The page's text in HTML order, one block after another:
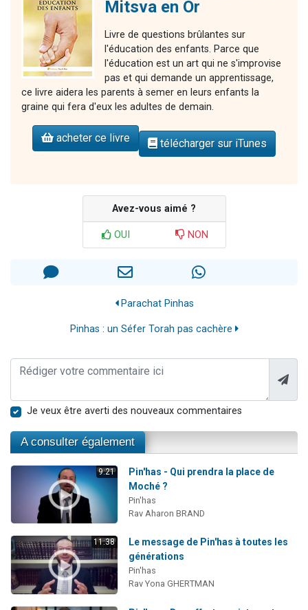
Mitsva en Or
Livre de questions brûlantes sur
l'éducation des enfants. Parce que
l'éducation est un art qui ne s'improvise
pas et qui demande un apprentissage,
ce livre aidera les parents à semer en leurs enfants la
graine qui fera d'eux les adultes de demain.
acheter ce livre télécharger sur iTunes
Avez-vous aimé ?
OUI NON
Parachat Pinhas
Pinhas : un Séfer Torah pas cachère
Je veux être averti des nouveaux commentaires
A consulter également
9:21
Pin'has - Qui prendra la place de
Moché ?
Pin'has
Rav Aharon BRAND
11:38
Le message de Pin'has à toutes les
générations
Pin'has
Rav Yona GHERTMAN